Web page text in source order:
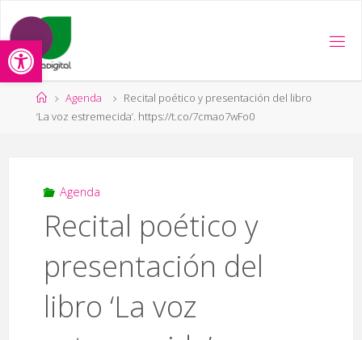
Abrir barra de herramientas
contenido
Página
de
Agenda
Recital poético y presentación del libro
‘La voz estremecida’. https://t.co/7cmao7wFo0
Agenda
Recital poético y
presentación del
libro ‘La voz